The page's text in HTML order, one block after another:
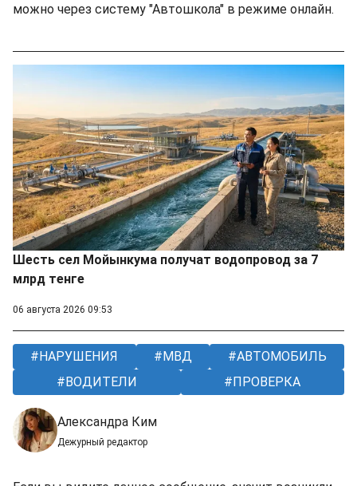
можно через систему "Автошкола" в режиме онлайн.
Шесть сел Мойынкума получат водопровод за 7
млрд тенге
06 августа 2026 09:53
НАРУШЕНИЯ МВД
АВТОМОБИЛЬ
ВОДИТЕЛИ
ПРОВЕРКА
Александра Ким
Дежурный редактор